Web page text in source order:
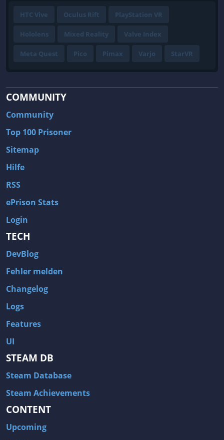
HTC Vive Oculus Rift PlayStation VR
Hololens Mixed Reality Valve Index
Meta Quest Pico Pimax Varjo StarVR
COMMUNITY
Community
Top 100 Prisoner
Sitemap
Hilfe
RSS
ePrison Stats
Login
TECH
DevBlog
Fehler melden
Changelog
Logs
Features
UI
STEAM DB
Steam Database
Steam Achievements
CONTENT
Upcoming